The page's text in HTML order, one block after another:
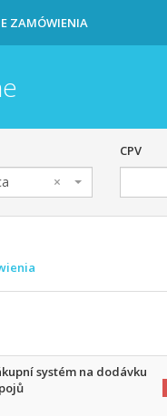
ZAMÓWIENIA
×
CPV
systém na dodávku